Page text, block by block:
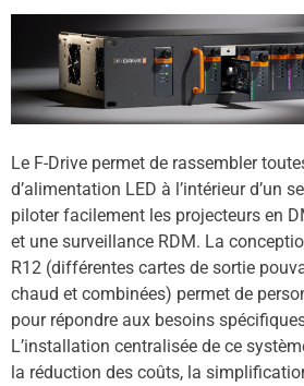
Le F-Drive permet de rassembler
d’alimentation LED à l’intérieur d’un
piloter facilement les projecteurs en
et une surveillance RDM. La
R12 (différentes cartes de sortie
chaud et combinées) permet de
pour répondre aux besoins
L’installation centralisée de ce
la réduction des coûts, la